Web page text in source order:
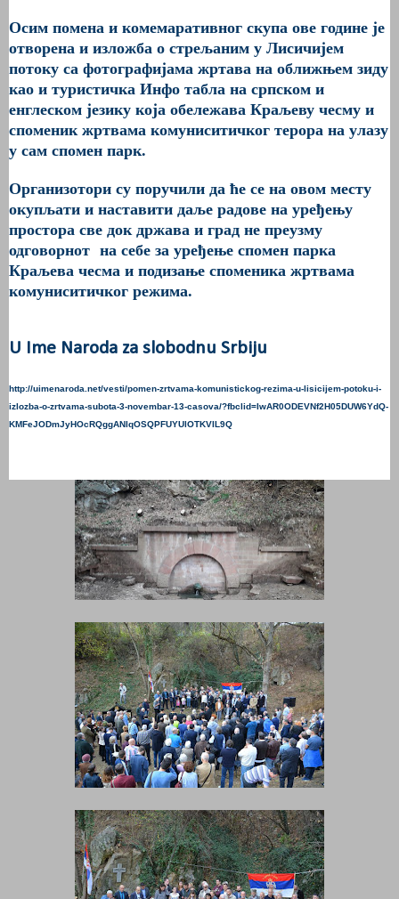
Осим помена и комемаративног скупа ове године је
отворена и изложба о стрељаним у Лисичијем
потоку са фотографијама жртава на оближњем зиду
као и туристичка Инфо табла на српском и
енглеском језику која обележава Краљеву чесму и
споменик жртвама комуниситичког терора на улазу
у сам спомен парк.
Организотори су поручили да ће се на овом месту
окупљати и наставити даље радове на уређењу
простора све док држава и град не преузму
одговорнот на себе за уређење спомен парка
Краљева чесма и подизање споменика жртвама
комуниситичког режима.
U Ime Naroda za slobodnu Srbiju
http://uimenaroda.net/vesti/pomen-zrtvama-komunistickog-rezima-u-lisicijem-potoku-i-
izlozba-o-zrtvama-subota-3-novembar-13-casova/?fbclid=IwAR0ODEVNf2H05DUW6YdQ-
KMFeJODmJyHOcRQggANlqOSQPFUYUlOTKVIL9Q